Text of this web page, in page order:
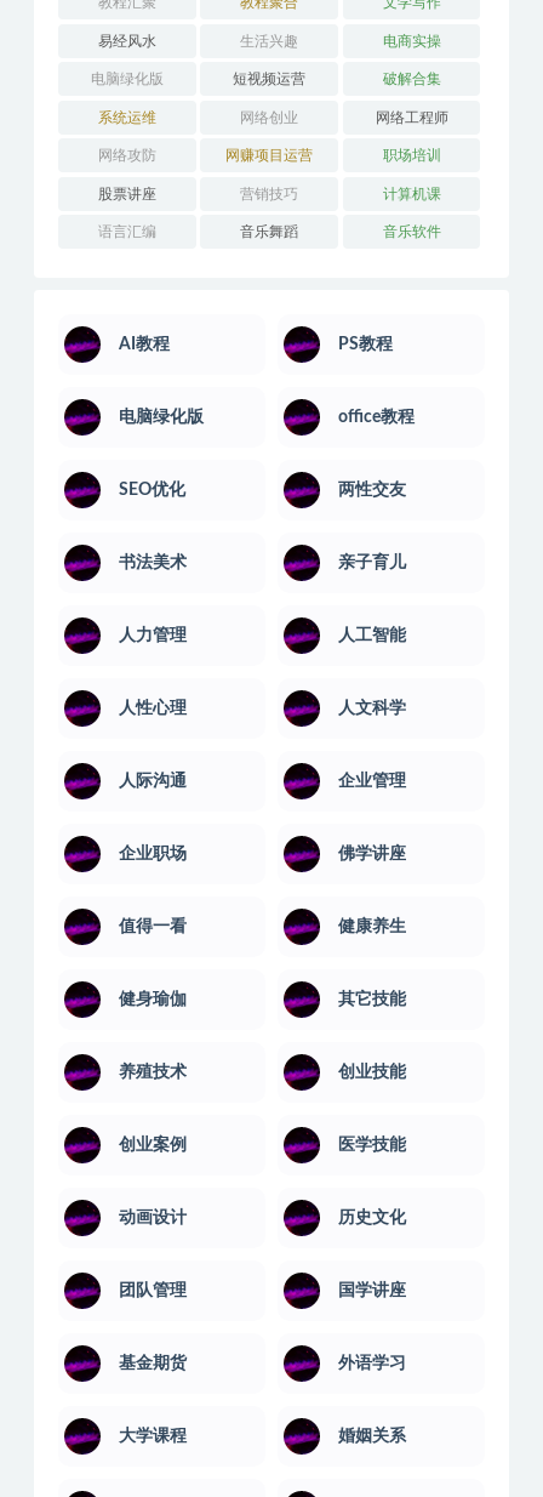
易经风水 生活兴趣 电商实操
电脑绿化版 短视频运营 破解合集
系统运维 网络创业 网络工程师
网络攻防 网赚项目运营 职场培训
股票讲座 营销技巧 计算机课
语言汇编 音乐舞蹈 音乐软件
AI教程 PS教程
电脑绿化版 office教程
SEO优化 两性交友
书法美术 亲子育儿
人力管理 人工智能
人性心理 人文科学
人际沟通 企业管理
企业职场 佛学讲座
值得一看 健康养生
健身瑜伽 其它技能
养殖技术 创业技能
创业案例 医学技能
动画设计 历史文化
团队管理 国学讲座
基金期货 外语学习
大学课程 婚姻关系